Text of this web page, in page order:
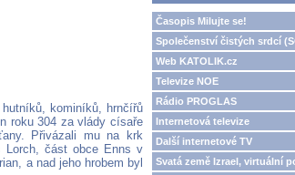
kominíků, hrnčířů
roku 304 za vlády císaře
Přivázali mu na krk
Lorch, část obce Enns v
a nad jeho hrobem byl
Časopis Milujte se!
Společenství čistých srdcí
Web KATOLIK.cz
Televize NOE
Rádio PROGLAS
Internetová televize
Další internetové TV
Svatá země Izrael, virtuální